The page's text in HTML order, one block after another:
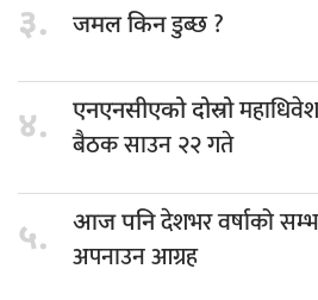
३. जमल किनडुब्छ ?
४. एनएनसीएको दोस्रो
बैठक साउन २२ गते
५. आज पनिदेशभर वर्षाको
अपनाउन आग्रह